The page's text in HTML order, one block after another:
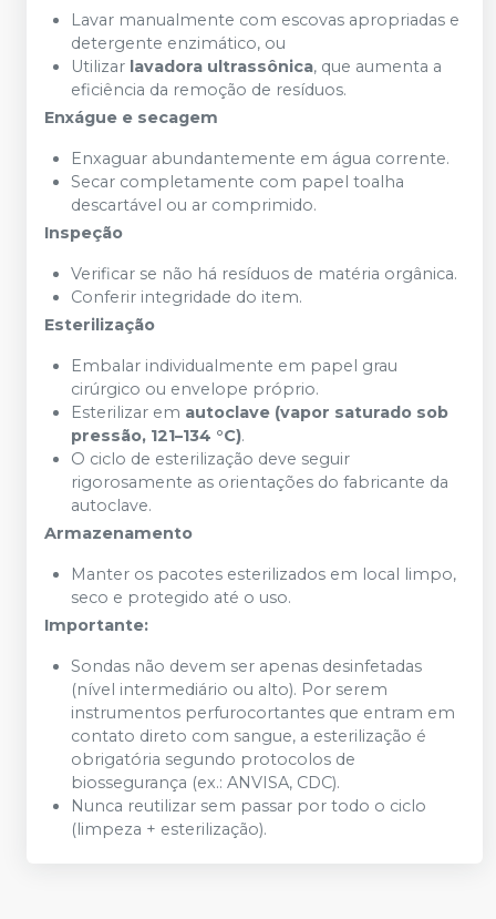
Lavar manualmente com escovas apropriadas e
detergente enzimático, ou
Utilizar lavadora ultrassônica, que aumenta a
eficiência da remoção de resíduos.
Enxágue e secagem
Enxaguar abundantemente em água corrente.
Secar completamente com papel toalha
descartável ou ar comprimido.
Inspeção
Verificar se não há resíduos de matéria orgânica.
Conferir integridade do item.
Esterilização
Embalar individualmente em papel grau
cirúrgico ou envelope próprio.
Esterilizar em autoclave (vapor saturado sob
pressão, 121–134 °C).
O ciclo de esterilização deve seguir
rigorosamente as orientações do fabricante da
autoclave.
Armazenamento
Manter os pacotes esterilizados em local limpo,
seco e protegido até o uso.
Importante:
Sondas não devem ser apenas desinfetadas
(nível intermediário ou alto). Por serem
instrumentos perfurocortantes que entram em
contato direto com sangue, a esterilização é
obrigatória segundo protocolos de
biossegurança (ex.: ANVISA, CDC).
Nunca reutilizar sem passar por todo o ciclo
(limpeza + esterilização).